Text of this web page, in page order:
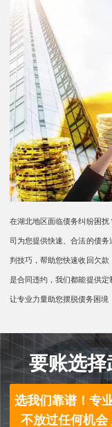
在湖北地区面临债务纠纷困
司为您提供快速、合法的债
判技巧，帮助您快速收回欠
是合同违约，我们都能提供定
让专业力量助您摆脱债务困境
要账选择
选我们靠谱！专
不放过任何机